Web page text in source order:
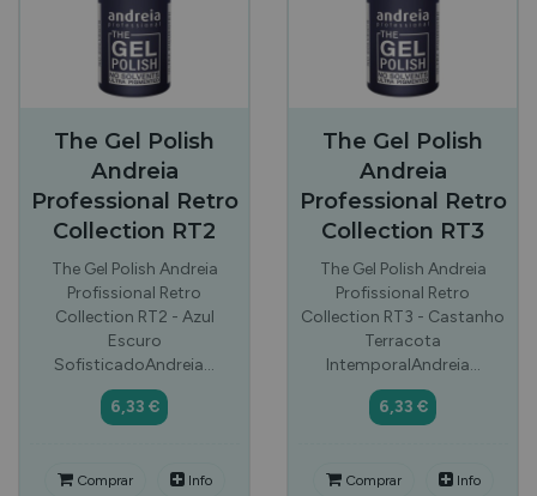
The Gel Polish
Andreia
Professional Retro
Collection RT2
The Gel Polish Andreia
Profissional Retro
Collection RT2 - Azul
Escuro
SofisticadoAndreia…
6,33 €
Comprar Info
The Gel Polish
Andreia
Professional Retro
Collection RT3
The Gel Polish Andreia
Profissional Retro
Collection RT3 - Castanho
Terracota
IntemporalAndreia…
6,33 €
Comprar Info